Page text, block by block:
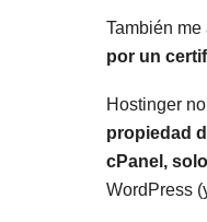
También
por un
Hostinger
propiedad
cPanel,
WordPress